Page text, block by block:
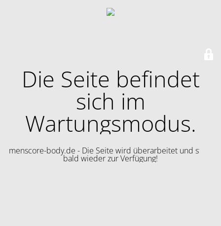
Die Seite befindet
sich im
Wartungsmodus.
menscore-body.de - Die Seite wird überarbeitet und steht
bald wieder zur Verfügung!